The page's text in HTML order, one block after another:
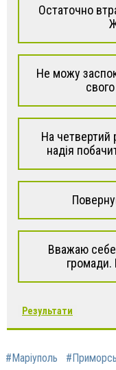
Остаточно
Не можу
На четвертий
надія
Вважаю себе
Результати
#Маріуполь